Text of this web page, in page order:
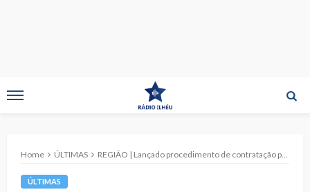
Home ÚLTIMAS REGIÃO | Lançado procedimento de contratação para Estudo sobre o Transporte Marítimo de Mercadorias na Região Autónoma dos Açores
ÚLTIMAS